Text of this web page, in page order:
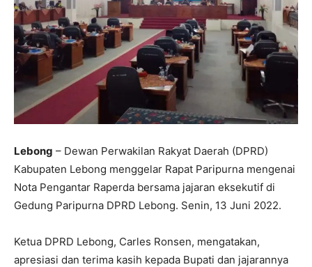
Lebong – Dewan Perwakilan Rakyat Daerah (DPRD)
Kabupaten Lebong menggelar Rapat Paripurna mengenai
Nota Pengantar Raperda bersama jajaran eksekutif di
Gedung Paripurna DPRD Lebong. Senin, 13 Juni 2022.
Ketua DPRD Lebong, Carles Ronsen, mengatakan,
apresiasi dan terima kasih kepada Bupati dan jajarannya